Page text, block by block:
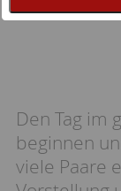
Den Tag im
beginnen
viele Paare